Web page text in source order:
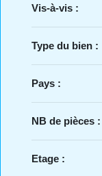
Vis-à-vis :
Type du bien :
Pays :
NB de pièces :
Etage :